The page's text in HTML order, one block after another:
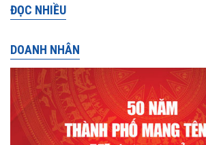
ĐỌC NHIỀU
DOANH NHÂN